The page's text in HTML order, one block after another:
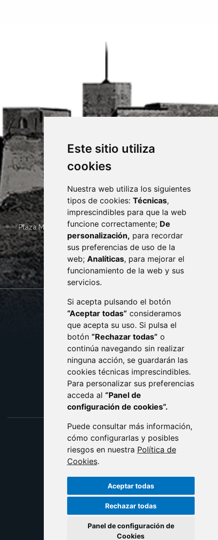
Este sitio utiliza
cookies
Nuestra web utiliza los siguientes
tipos de cookies: Técnicas,
imprescindibles para que la web
funcione correctamente; De
personalización, para recordar
sus preferencias de uso de la
web; Analíticas, para mejorar el
funcionamiento de la web y sus
servicios.
Si acepta pulsando el botón
“Aceptar todas” consideramos
que acepta su uso. Si pulsa el
botón “Rechazar todas” o
continúa navegando sin realizar
ninguna acción, se guardarán las
cookies técnicas imprescindibles.
Para personalizar sus preferencias
acceda al “Panel de
configuración de cookies”.
Puede consultar más información,
cómo configurarlas y posibles
riesgos en nuestra Política de
Cookies.
Aceptar todas
Rechazar todas
Panel de configuración de
Cookies
Plaza Mayor 4 22400 MONZÓN - ARAGÓN (ESPAÑA)
· (34) 974 400 700 ·
sac@monzon.es
monzon.es
CONTACTO
AVISO LEGAL
PROTECCIÓN DE DATOS
POLÍTICA DE COOKIES
ACCESIBILIDAD
ENLACE EXTERNO AL